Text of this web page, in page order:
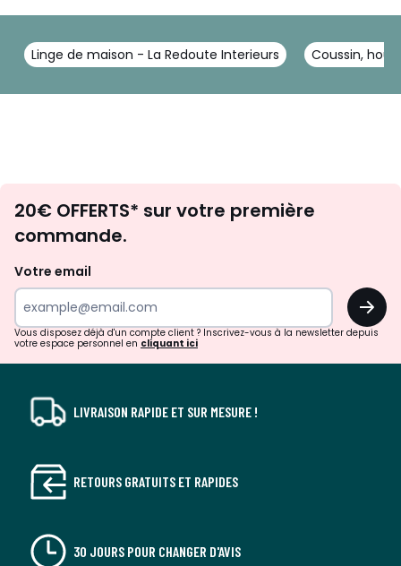
Linge de maison - La Redoute Interieurs Coussin,
d'inspirations
surprises?
20€ OFFERTS* sur votre première
commande.
Votre email
OK
Vous disposez déjà d'un compte client ? Inscrivez-vous à la newsletter depuis
votre espace personnel en cliquant ici
LIVRAISON RAPIDE ET SUR MESURE !
RETOURS GRATUITS ET RAPIDES
30 JOURS POUR CHANGER D'AVIS